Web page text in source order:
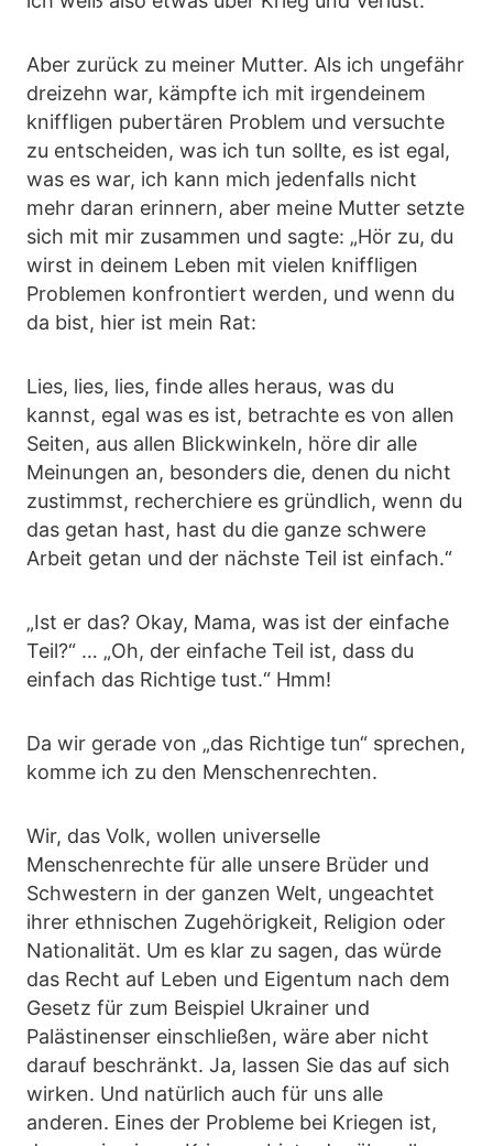
Aber zurück zu meiner Mutter. Als ich ungefähr
dreizehn war, kämpfte ich mit irgendeinem
kniffligen pubertären Problem und versuchte
zu entscheiden, was ich tun sollte, es ist egal,
was es war, ich kann mich jedenfalls nicht
mehr daran erinnern, aber meine Mutter setzte
sich mit mir zusammen und sagte: „Hör zu, du
wirst in deinem Leben mit vielen kniffligen
Problemen konfrontiert werden, und wenn du
da bist, hier ist mein Rat:
Lies, lies, lies, finde alles heraus, was du
kannst, egal was es ist, betrachte es von allen
Seiten, aus allen Blickwinkeln, höre dir alle
Meinungen an, besonders die, denen du nicht
zustimmst, recherchiere es gründlich, wenn du
das getan hast, hast du die ganze schwere
Arbeit getan und der nächste Teil ist einfach.“
„Ist er das? Okay, Mama, was ist der einfache
Teil?“ … „Oh, der einfache Teil ist, dass du
einfach das Richtige tust.“ Hmm!
Da wir gerade von „das Richtige tun“ sprechen,
komme ich zu den Menschenrechten.
Wir, das Volk, wollen universelle
Menschenrechte für alle unsere Brüder und
Schwestern in der ganzen Welt, ungeachtet
ihrer ethnischen Zugehörigkeit, Religion oder
Nationalität. Um es klar zu sagen, das würde
das Recht auf Leben und Eigentum nach dem
Gesetz für zum Beispiel Ukrainer und
Palästinenser einschließen, wäre aber nicht
darauf beschränkt. Ja, lassen Sie das auf sich
wirken. Und natürlich auch für uns alle
anderen. Eines der Probleme bei Kriegen ist,